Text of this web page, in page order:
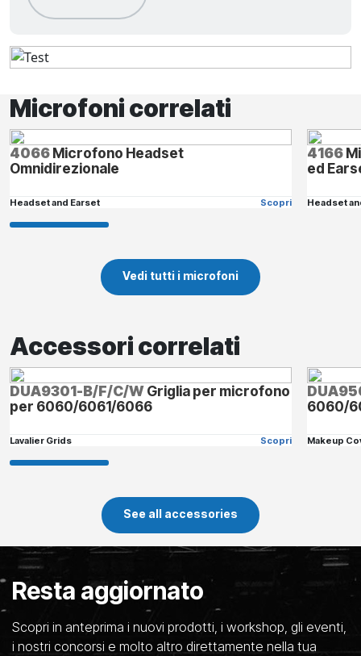
Microfoni correlati
4066Microfono Headset
Omnidirezionale
Headset and Earset Scopri
4166
ed
Headset
Vedi tutti i microfoni
Accessori correlati
DUA9301-B/F/C/WGriglia per microfono
per 6060/6061/6066
Lavalier Grids Scopri
6060/
Makeup
See all accessories
Resta aggiornato
Scopri in anteprima i nuovi prodotti, i workshop, gli eventi,
i nostri concorsi e molto altro direttamente nella tua